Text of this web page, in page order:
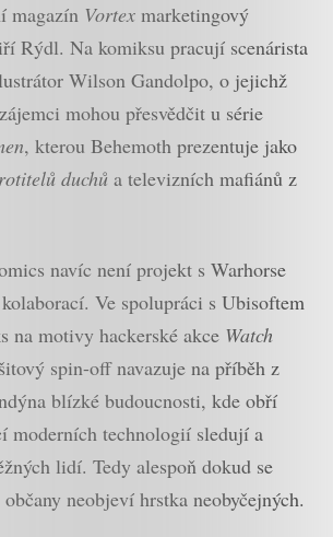
magazín Vortex marketingový
Rýdl. Na komiksu pracují scenárista
Wilson Gandolpo, o jejichž
mohou přesvědčit u série
, kterou Behemoth prezentuje jako
duchů a televizních mafiánů z
navíc není projekt s Warhorse
Ve spolupráci s Ubisoftem
na motivy hackerské akce Watch
spin-off navazuje na příběh z
blízké budoucnosti, kde obří
moderních technologií sledují a
lidí. Tedy alespoň dokud se
neobjeví hrstka neobyčejných.